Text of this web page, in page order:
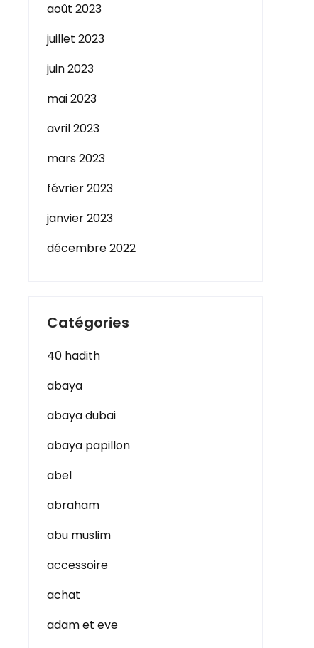
août 2023
juillet 2023
juin 2023
mai 2023
avril 2023
mars 2023
février 2023
janvier 2023
décembre 2022
Catégories
40 hadith
abaya
abaya dubai
abaya papillon
abel
abraham
abu muslim
accessoire
achat
adam et eve